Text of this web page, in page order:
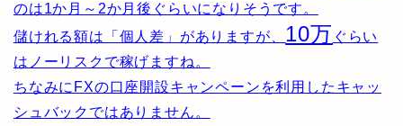
のは1か月～2か月後ぐらいになりそうです。
儲けれる額は「個人差」がありますが、 10万 ぐらい
はノーリスクで稼げますね。
ちなみにFXの口座開設キャンペーンを利用したキャッ
シュバックではありません。